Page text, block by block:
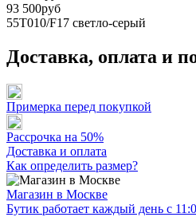
93 500руб
55T010/F17 светло-серый
Доставка, оплата и
Примерка перед покупкой
Рассрочка на 50%
Доставка и оплата
Как определить размер?
Магазин в Москве
Бутик работает каждый день с